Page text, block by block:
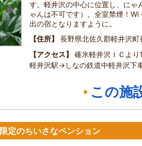
す。軽井沢の中心に位置し、にゃ
ゃんは不可です）。全室禁煙！
出の宿となりますように。
住所
長野県北佐久郡軽井沢町
アクセス
碓氷軽井沢ＩＣよ
軽井沢駅→しなの鉄道中軽井沢下
この施
定のちいさなペンション